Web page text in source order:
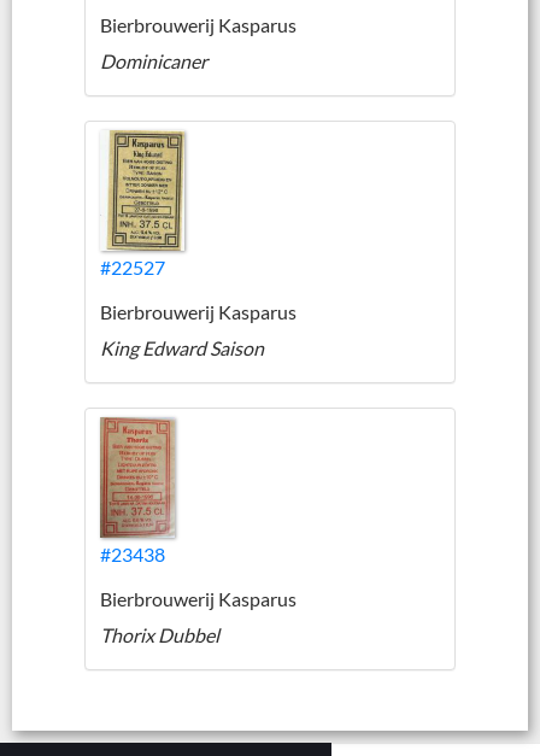
Bierbrouwerij Kasparus
Dominicaner
#22527
Bierbrouwerij Kasparus
King Edward Saison
#23438
Bierbrouwerij Kasparus
Thorix Dubbel